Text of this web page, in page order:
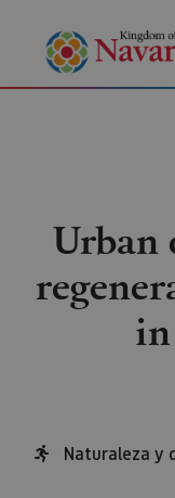
Urban
Naturaleza y